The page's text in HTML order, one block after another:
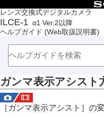
レンズ交換式デジタルカメラ
ILCE-1 α1 Ver.2以降
ヘルプガイド (Web取扱説明書)
目
トップページ
ヘルプガイドの使いかた
本体と付属品を確認する
本機の基本操作
準備/基本的な撮影
MENU一覧から機能を探す
撮影機能を活用する
ガンマ表示アシスト
［ガンマ表示アシスト］ の